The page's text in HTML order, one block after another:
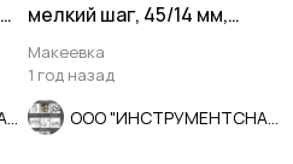
мелкий шаг, 45/14 мм,
ГОСТ 7740-71, СССР.
Макеевка
1 год назад